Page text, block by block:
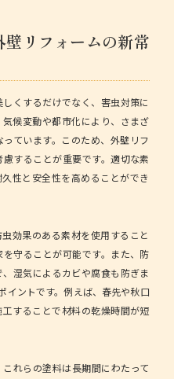
リフォームの新常
くするだけでなく、害虫対策に
候変動や都市化により、さまざ
ています。このため、外壁リフ
慮することが重要です。適切な素
性と安全性を高めることができ
効果のある素材を使用すること
守ることが可能です。また、防
湿気によるカビや腐食も防ぎま
イントです。例えば、春先や秋口
することで材料の乾燥時間が短
れらの塗料は長期間にわたって